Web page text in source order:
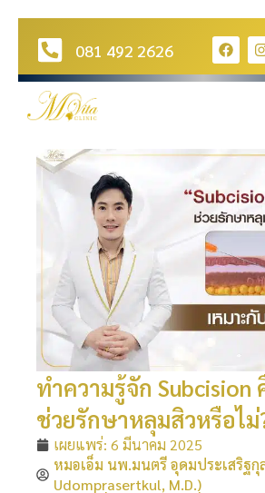
081 492 2626
ทำความรู้จัก Subcision
ช่วยรักษาหลุมสิวหรือไม่
เผยแพร่: 6 มีนาคม 2025
หมอเอ็ม นพ.มนตรี อุดมประเสริฐ
Udomprasertkul, M.D.)